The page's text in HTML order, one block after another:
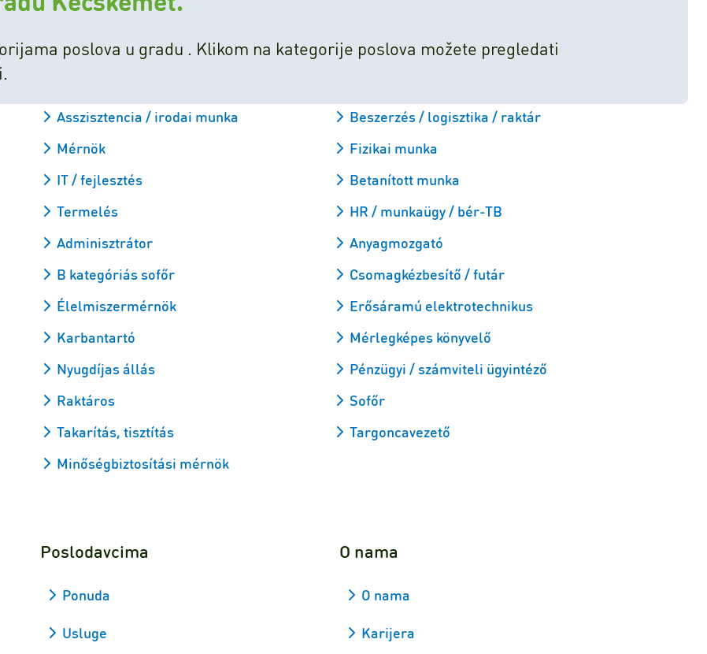
poslova u gradu . Klikom na kategorije poslova možete pregledati
Asszisztencia / irodai munka
Beszerzés / logisztika / raktár
Mérnök
Fizikai munka
IT / fejlesztés
Betanított munka
Termelés
HR / munkaügy / bér-TB
Adminisztrátor
Anyagmozgató
B kategóriás sofőr
Csomagkézbesítő / futár
Élelmiszermérnök
Erősáramú elektrotechnikus
Karbantartó
Mérlegképes könyvelő
Nyugdíjas állás
Pénzügyi / számviteli ügyintéző
Raktáros
Sofőr
Takarítás, tisztítás
Targoncavezető
Minőségbiztosítási mérnök
Poslodavcima
Ponuda
Usluge
O nama
O nama
Karijera